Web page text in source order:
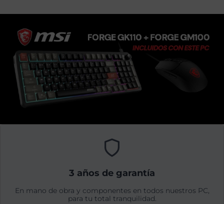
3 años de garantía
En mano de obra y componentes en todos nuestros PC,
para tu total tranquilidad.